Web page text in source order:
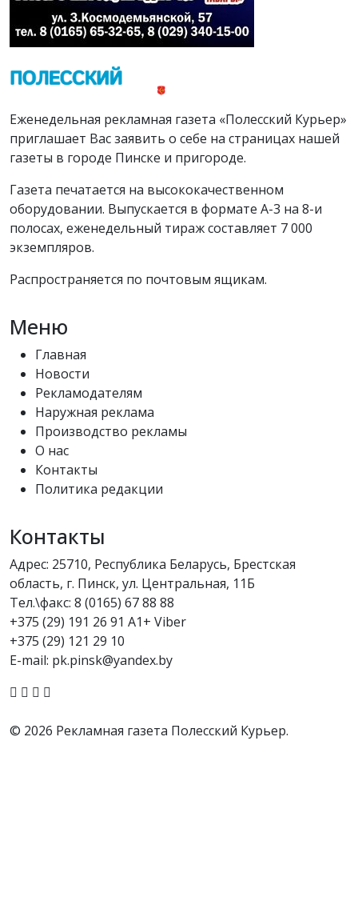
Еженедельная рекламная газета «Полесский Курьер»
приглашает Вас заявить о себе на страницах нашей
газеты в городе Пинске и пригороде.
Газета печатается на высококачественном
оборудовании. Выпускается в формате А-3 на 8-и
полосах, еженедельный тираж составляет 7 000
экземпляров.
Распространяется по почтовым ящикам.
Меню
Главная
Новости
Рекламодателям
Наружная реклама
Производство рекламы
О нас
Контакты
Политика редакции
Контакты
Адрес: 25710, Республика Беларусь, Брестская
область, г. Пинск, ул. Центральная, 11Б
Тел.\факс: 8 (0165) 67 88 88
+375 (29) 191 26 91 A1+ Viber
+375 (29) 121 29 10
E-mail: pk.pinsk@yandex.by
© 2026 Рекламная газета Полесский Курьер.